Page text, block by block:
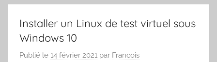
Installer un Linux de test virtuel sous
Windows 10
Publié le 14 février 2021 par Francois